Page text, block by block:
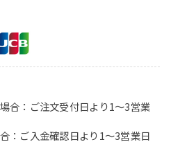
合：ご注文受付日より1〜3営業
：ご入金確認日より1〜3営業日